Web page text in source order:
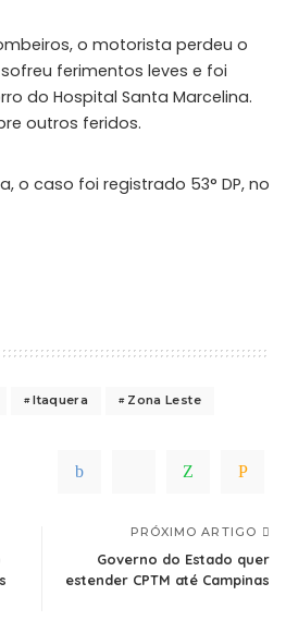
o motorista perdeu o
ferimentos leves e foi
do Hospital Santa Marcelina.
outros feridos.
o caso foi registrado 53° DP, no
Itaquera Zona Leste
PRÓXIMO ARTIGO
Governo do Estado quer
estender CPTM até Campinas